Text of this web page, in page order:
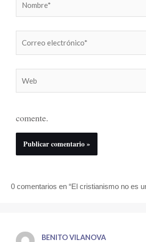
electrónico*
comente.
0 comentarios en “El cristianismo no es
BENITO VILANOVA